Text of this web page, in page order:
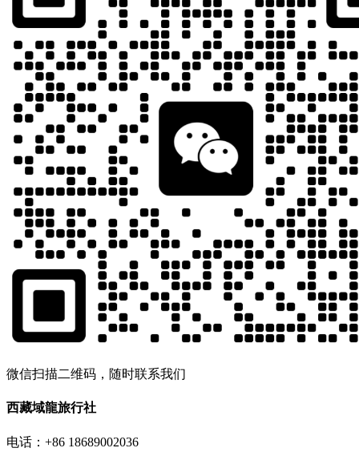
微信扫描二维码，随时联系我们
西藏域龍旅行社
电话：+86 18689002036